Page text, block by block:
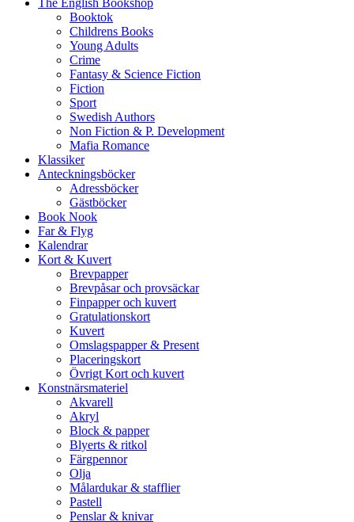
The English Bookshop
Booktok
Childrens Books
Young Adults
Crime
Fantasy & Science Fiction
Fiction
Sport
Swedish Authors
Non Fiction & P. Development
Mafia Romance
Klassiker
Anteckningsböcker
Adressböcker
Gästböcker
Book Nook
Far & Flyg
Kalendrar
Kort & Kuvert
Brevpapper
Brevpåsar och provsäckar
Finpapper och kuvert
Gratulationskort
Kuvert
Omslagspapper & Present
Placeringskort
Övrigt Kort och kuvert
Konstnärsmateriel
Akvarell
Akryl
Block & papper
Blyerts & ritkol
Färgpennor
Olja
Målardukar & stafflier
Pastell
Penslar & knivar